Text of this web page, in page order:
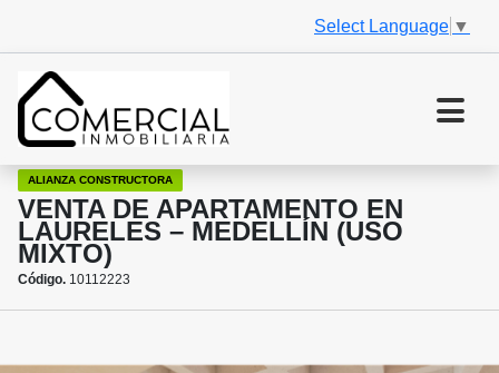
Select Language ▼
ALIANZA CONSTRUCTORA
VENTA DE APARTAMENTO EN
LAURELES – MEDELLÍN (USO
MIXTO)
Código. 10112223